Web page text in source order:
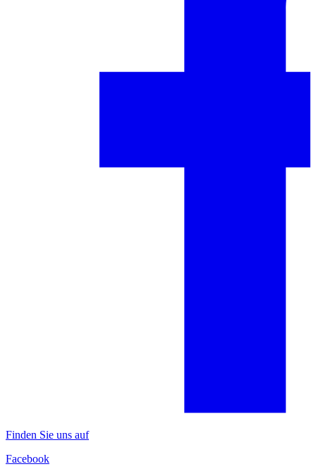
Finden Sie uns auf
Facebook